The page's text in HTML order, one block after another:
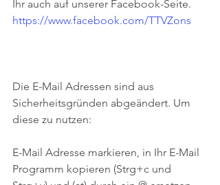
Ihr auch auf unserer Facebook-Seite.
https://www.facebook.com/TTVZons
Die E-Mail Adressen sind aus
Sicherheitsgründen abgeändert. Um
diese zu nutzen:
E-Mail Adresse markieren, in Ihr E-Mail
Programm kopieren (Strg+c und